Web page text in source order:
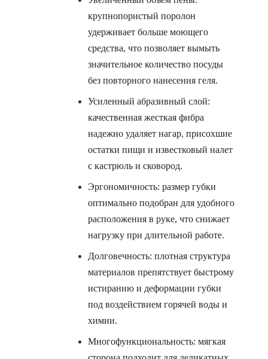
крупнопористый поролон
удерживает больше моющего
средства, что позволяет вымыть
значительное количество посуды
без повторного нанесения геля.
Усиленный абразивный слой:
качественная жесткая фибра
надежно удаляет нагар, присохшие
остатки пищи и известковый налет
с кастрюль и сковород.
Эргономичность: размер губки
оптимально подобран для удобного
расположения в руке, что снижает
нагрузку при длительной работе.
Долговечность: плотная структура
материалов препятствует быстрому
истиранию и деформации губки
под воздействием горячей воды и
химии.
Многофункциональность: мягкая